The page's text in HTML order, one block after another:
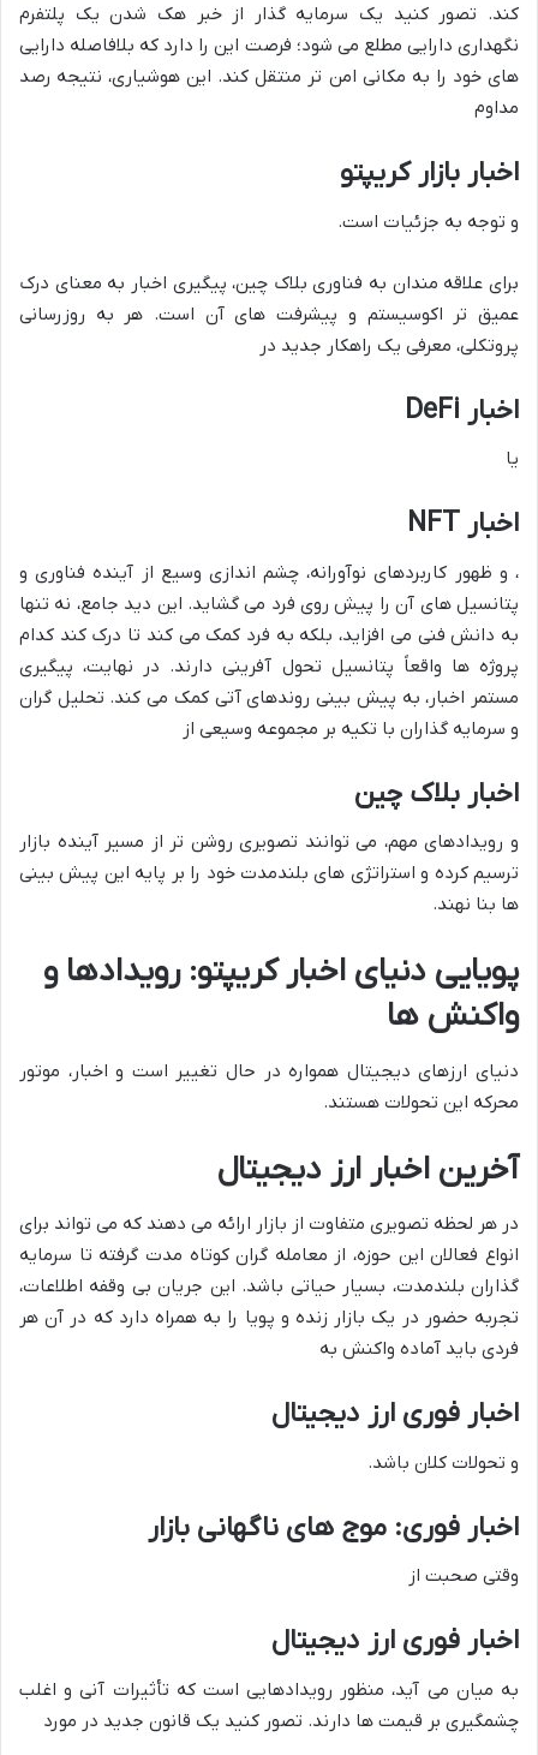
کند. تصور کنید یک سرمایه گذار از خبر هک شدن یک پلتفرم
نگهداری دارایی مطلع می شود؛ فرصت این را دارد که بلافاصله دارایی
های خود را به مکانی امن تر منتقل کند. این هوشیاری، نتیجه رصد
مداوم
اخبار بازار کریپتو
و توجه به جزئیات است.
برای علاقه مندان به فناوری بلاک چین، پیگیری اخبار به معنای درک
عمیق تر اکوسیستم و پیشرفت های آن است. هر به روزرسانی
پروتکلی، معرفی یک راهکار جدید در
اخبار DeFi
یا
اخبار NFT
، و ظهور کاربردهای نوآورانه، چشم اندازی وسیع از آینده فناوری و
پتانسیل های آن را پیش روی فرد می گشاید. این دید جامع، نه تنها
به دانش فنی می افزاید، بلکه به فرد کمک می کند تا درک کند کدام
پروژه ها واقعاً پتانسیل تحول آفرینی دارند. در نهایت، پیگیری
مستمر اخبار، به پیش بینی روندهای آتی کمک می کند. تحلیل گران
و سرمایه گذاران با تکیه بر مجموعه وسیعی از
اخبار بلاک چین
و رویدادهای مهم، می توانند تصویری روشن تر از مسیر آینده بازار
ترسیم کرده و استراتژی های بلندمدت خود را بر پایه این پیش بینی
ها بنا نهند.
پویایی دنیای اخبار کریپتو: رویدادها و
واکنش ها
دنیای ارزهای دیجیتال همواره در حال تغییر است و اخبار، موتور
محرکه این تحولات هستند.
آخرین اخبار ارز دیجیتال
در هر لحظه تصویری متفاوت از بازار ارائه می دهند که می تواند برای
انواع فعالان این حوزه، از معامله گران کوتاه مدت گرفته تا سرمایه
گذاران بلندمدت، بسیار حیاتی باشد. این جریان بی وقفه اطلاعات،
تجربه حضور در یک بازار زنده و پویا را به همراه دارد که در آن هر
فردی باید آماده واکنش به
اخبار فوری ارز دیجیتال
و تحولات کلان باشد.
اخبار فوری: موج های ناگهانی بازار
وقتی صحبت از
اخبار فوری ارز دیجیتال
به میان می آید، منظور رویدادهایی است که تأثیرات آنی و اغلب
چشمگیری بر قیمت ها دارند. تصور کنید یک قانون جدید در مورد